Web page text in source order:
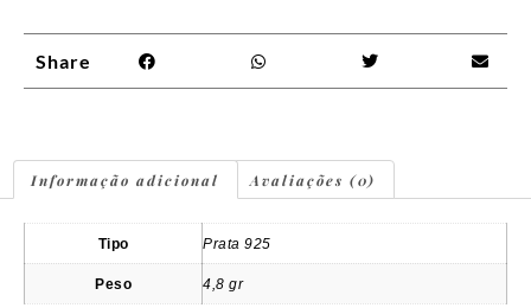
Share
Informação adicional Avaliações (0)
Tipo Prata 925
Peso 4,8 gr